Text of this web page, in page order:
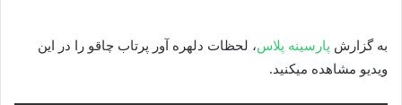
به گزارش پارسینه پلاس، لحظات دلهره آور پرتاب چاقو را در این
ویدیو مشاهده میکنید.